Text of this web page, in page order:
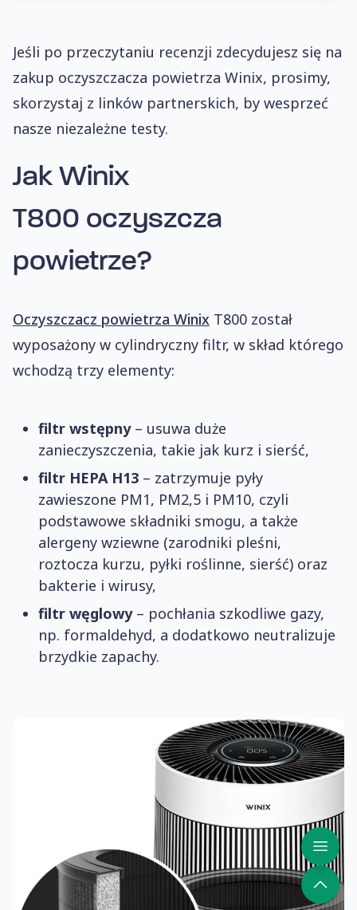
Jeśli po przeczytaniu recenzji zdecydujesz się na
zakup oczyszczacza powietrza Winix, prosimy,
skorzystaj z linków partnerskich, by wesprzeć
nasze niezależne testy.
JakWinix
T800 oczyszcza
powietrze?
Oczyszczacz powietrza Winix T800 został
wyposażony w cylindryczny filtr, w skład którego
wchodzą trzy elementy:
filtr wstępny – usuwa duże
zanieczyszczenia, takie jak kurz i sierść,
filtr HEPA H13 – zatrzymuje pyły
zawieszone PM1, PM2,5 i PM10, czyli
podstawowe składniki smogu, a także
alergeny wziewne (zarodniki pleśni,
roztocza kurzu, pyłki roślinne, sierść) oraz
bakterie i wirusy,
filtr węglowy – pochłania szkodliwe gazy,
np. formaldehyd, a dodatkowo neutralizuje
brzydkie zapachy.